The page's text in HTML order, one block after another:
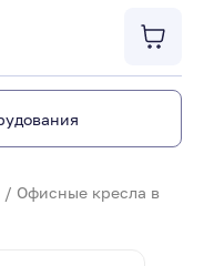
/ Офисные кресла в